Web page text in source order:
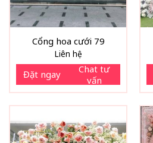
Cổng hoa cưới 79
Liên hệ
Đặt ngay
Chat tư
vấn